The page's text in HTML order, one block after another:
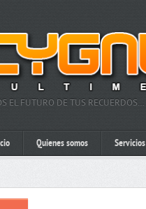
EL FUTURO DE TUS RECUERDOS…
Quienes somos Servicios